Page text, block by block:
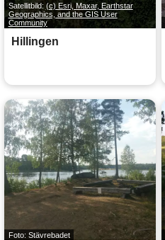
Satellitbild: (c) Esri, Maxar, Earthstar
Geographics, and the GIS User
Community
Hillingen
Foto: Stävrebadet